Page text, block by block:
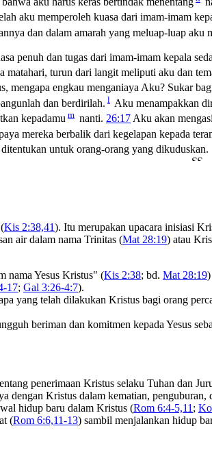
aku memperoleh kuasa dari imam-imam
dan dalam amarah yang meluap-luap aku
penuh dan tugas dari imam-imam kepala
turun dari langit meliputi aku dan
mengapa engkau menganiaya Aku? Sukar
dan berdirilah. l Aku menampakkan
kepadamu m nanti. 26:17 Aku akan
mereka berbalik dari kegelapan kepada
untuk orang-orang yang dikuduskan.
Kis 2:38,41). Itu merupakan upacara inisiasi
air dalam nama Trinitas (Mat 28:19) atau
nama Yesus Kristus" (Kis 2:38; bd. Mat 28:19
17; Gal 3:26-4:7).
yang telah dilakukan Kristus bagi orang
beriman dan komitmen kepada Yesus
penerimaan Kristus selaku Tuhan dan
dengan Kristus dalam kematian,
hidup baru dalam Kristus (Rom 6:4-5,11 ;
(Rom 6:6,11-13) sambil menjalankan hidup